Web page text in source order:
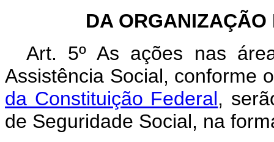
DA
Art. 5º As ações nas
Assistência Social, conforme
da Constituição Federal,
de Seguridade Social, na